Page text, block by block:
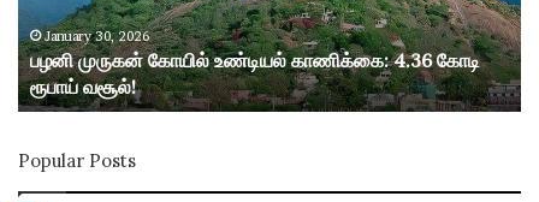
ன்
கோ
யி
ல்
உ
டி
ய
January 30, 2026
பழனி முருகன் கோயில் உண்டியல் காணிக்கை: 4.36 கோடி
ரூபாய் வசூல்!
Popular Posts